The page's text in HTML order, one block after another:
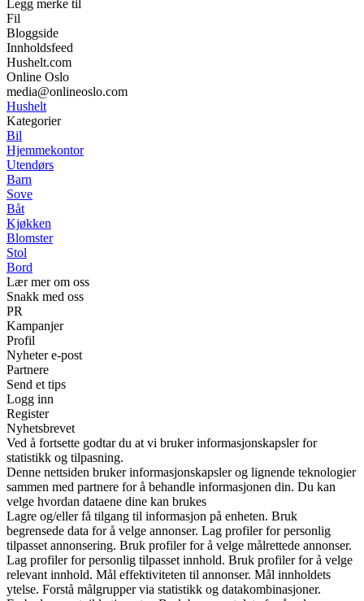
Legg merke til
Fil
Bloggside
Innholdsfeed
Hushelt.com
Online Oslo
media@onlineoslo.com
Hushelt
Kategorier
Bil
Hjemmekontor
Utendørs
Barn
Sove
Båt
Kjøkken
Blomster
Stol
Bord
Lær mer om oss
Snakk med oss
PR
Kampanjer
Profil
Nyheter e-post
Partnere
Send et tips
Logg inn
Register
Nyhetsbrevet
Ved å fortsette godtar du at vi bruker informasjonskapsler for
statistikk og tilpasning.
Denne nettsiden bruker informasjonskapsler og lignende teknologier
sammen med partnere for å behandle informasjonen din. Du kan
velge hvordan dataene dine kan brukes
Lagre og/eller få tilgang til informasjon på enheten. Bruk
begrensede data for å velge annonser. Lag profiler for personlig
tilpasset annonsering. Bruk profiler for å velge målrettede annonser.
Lag profiler for personlig tilpasset innhold. Bruk profiler for å velge
relevant innhold. Mål effektiviteten til annonser. Mål innholdets
ytelse. Forstå målgrupper via statistikk og datakombinasjoner.